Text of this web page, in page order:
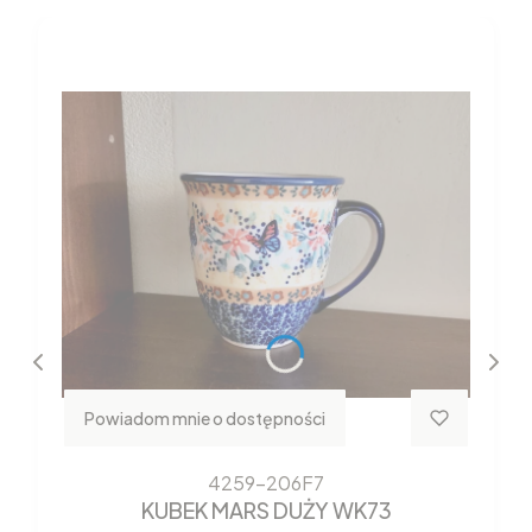
Powiadom mnie o dostępności
4259-206F7
KUBEK MARS DUŻY WK73